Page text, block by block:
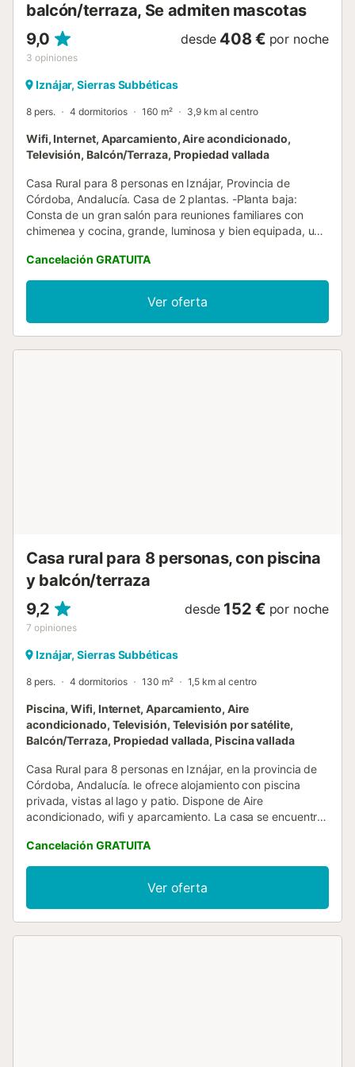
disposición un comedor al aire lib...
balcón/terraza, Se admiten mascotas
9,0
3 opiniones
desde 408 € por noche
Iznájar, Sierras Subbéticas
8 pers. 4 dormitorios 160 m² 3,9 km al centro
Wifi, Internet, Aparcamiento, Aire acondicionado,
Televisión, Balcón/Terraza, Propiedad vallada
Casa Rural para 8 personas en Iznájar, Provincia de
Córdoba, Andalucía. Casa de 2 plantas. -Planta baja:
Consta de un gran salón para reuniones familiares con
chimenea y cocina, grande, luminosa y bien equipada, un
matrimonio. Desde el salón, se puede acceder a la zona
exterior. -Planta alta: Está formada por 3 dormitorios, 2 de
ellos con cama de matrimonio y el dormitorio restante, con
2 camas individuales. También hay un salón, un baño con
ducha y otra cocina. -Zona exterior: Encontramos la zona
Cancelación GRATUITA
Ver oferta
Casa rural para 8 personas, con piscina
y balcón/terraza
9,2
7 opiniones
desde 152 € por noche
Iznájar, Sierras Subbéticas
8 pers. 4 dormitorios 130 m² 1,5 km al centro
Piscina, Wifi, Internet, Aparcamiento, Aire
acondicionado, Televisión, Televisión por satélite,
Balcón/Terraza, Propiedad vallada, Piscina vallada
Casa Rural para 8 personas en Iznájar, en la provincia de
Córdoba, Andalucía. le ofrece alojamiento con piscina
privada, vistas al lago y patio. Dispone de Aire
acondicionado, wifi y aparcamiento. La casa se encuentra
pantalla plana con canales vía satélite y cocina totalmente
equipada con lavavajillas, microondas, lavadora, nevera y
horno. La casa cuenta con piscina exterior para disfrutar
Cancelación GRATUITA
Ver oferta